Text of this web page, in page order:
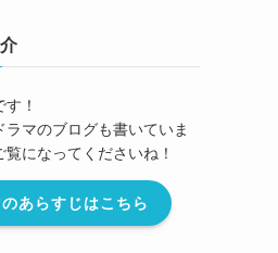
！
マのブログも書いていま
になってくださいね！
あらすじはこちら